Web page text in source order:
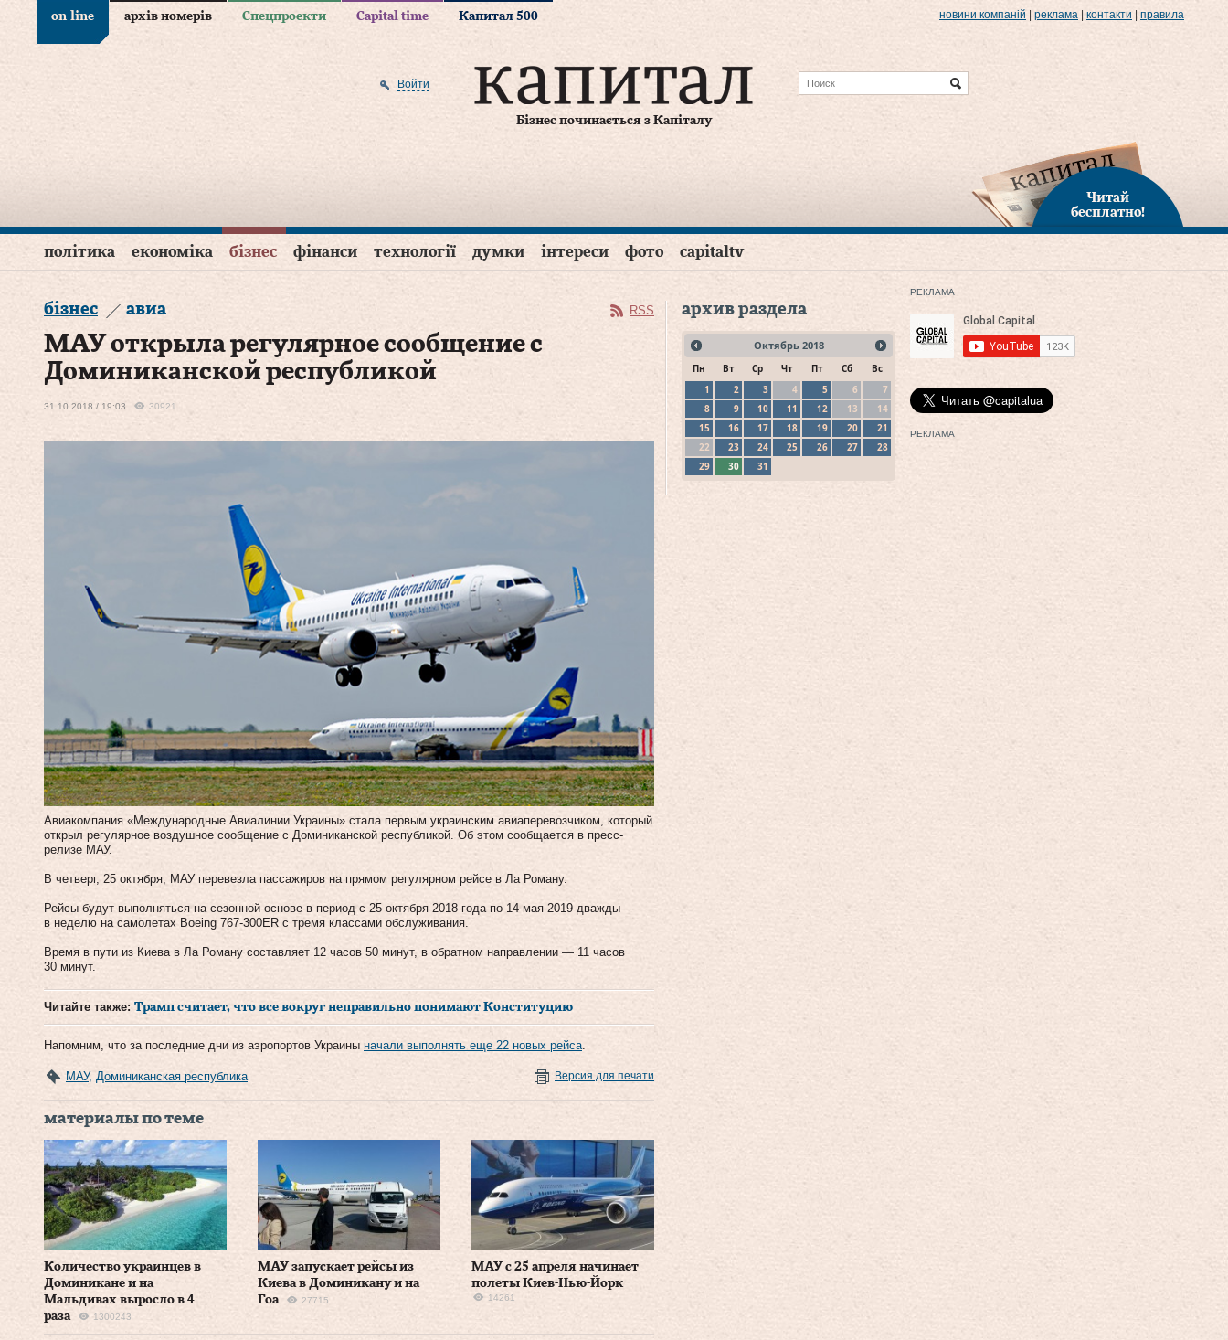
on-line архів номерів Спецпроекти Capital time Капитал 500 новини компаній реклама контакти правила
Бізнес починається з Капіталу
Войти
Читай
бесплатно!
політика економіка бізнес фінанси технології думки інтереси фото capitaltv
бізнес авиа RSS
МАУ открыла регулярное сообщение с
Доминиканской республикой
31.10.2018 / 19:03 30921
Авиакомпания «Международные Авиалинии Украины» стала первым украинским авиаперевозчиком, который
открыл регулярное воздушное сообщение с Доминиканской республикой. Об этом сообщается в пресс-
релизе МАУ.
В четверг, 25 октября, МАУ перевезла пассажиров на прямом регулярном рейсе в Ла Роману.
Рейсы будут выполняться на сезонной основе в период с 25 октября 2018 года по 14 мая 2019 дважды
в неделю на самолетах Boeing 767-300ER с тремя классами обслуживания.
Время в пути из Киева в Ла Роману составляет 12 часов 50 минут, в обратном направлении — 11 часов
30 минут.
Читайте также: Трамп считает, что все вокруг неправильно понимают Конституцию
Напомним, что за последние дни из аэропортов Украины начали выполнять еще 22 новых рейса
МАУ, Доминиканская республика Версия для печати
материалы по теме
Количество украинцев в
Доминикане и на
Мальдивах выросло в 4
раза
1300243
МАУ запускает рейсы из
Киева в Доминикану и на
Гоа
27715
МАУ с 25 апреля начинает
полеты Киев-Нью-Йорк
14261
архив раздела
Октябрь 2018
Пн Вт Ср Чт Пт Сб
Вс
1
2 3 4 5 6
7
8
9 10 11 12 13
14
15
16 17 18 19 20
21
22
23 24 25 26 27
28
29
30 31
РЕКЛАМА
РЕКЛАМА